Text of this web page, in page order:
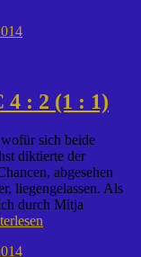
4 : 2 (1 : 1)
sich beide
diktierte der
abgesehen
liegengelassen. Als
durch Mitja